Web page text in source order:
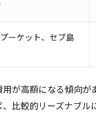
ーケット、セブ島
が高額になる傾向が
比較的リーズナブル